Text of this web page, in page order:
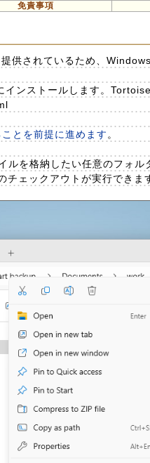
免責事項
供されているため、
ンストールします。
とを前提に進めます 。
を格納したい任意のフォ
ェックアウトが実行できま